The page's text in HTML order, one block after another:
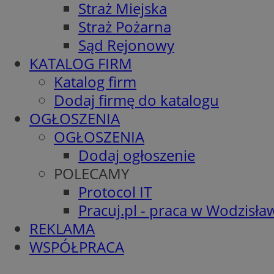
Straż Miejska
Straż Pożarna
Sąd Rejonowy
KATALOG FIRM
Katalog firm
Dodaj firmę do katalogu
OGŁOSZENIA
OGŁOSZENIA
Dodaj ogłoszenie
POLECAMY
Protocol IT
Pracuj.pl - praca w
REKLAMA
WSPÓŁPRACA